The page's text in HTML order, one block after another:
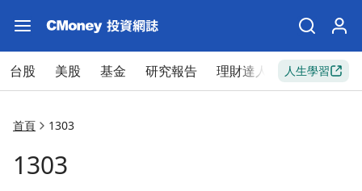
台股 美股 基金 研究報告 理財達人 新手入門
人生學習
首頁 1303
1303